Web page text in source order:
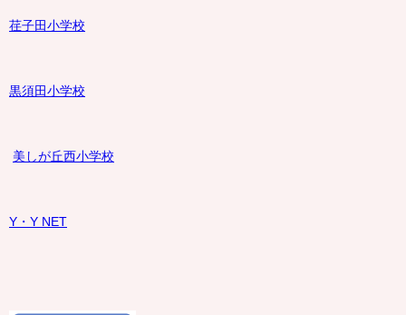
荏子田小学校
黒須田小学校
美しが丘西小学校
Y・Y NET